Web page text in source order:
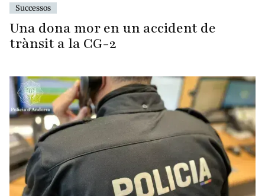
Successos
Una dona mor en un accident de
trànsit a la CG-2